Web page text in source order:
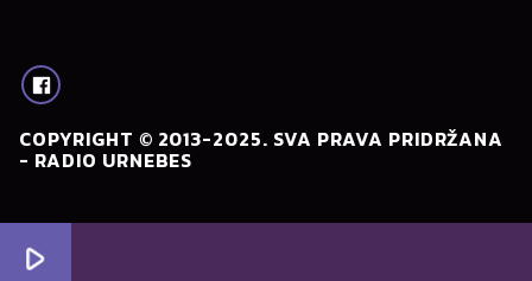
COPYRIGHT © 2013-2025. SVA PRAVA PRIDRŽANA
- RADIO URNEBES
play_arrow